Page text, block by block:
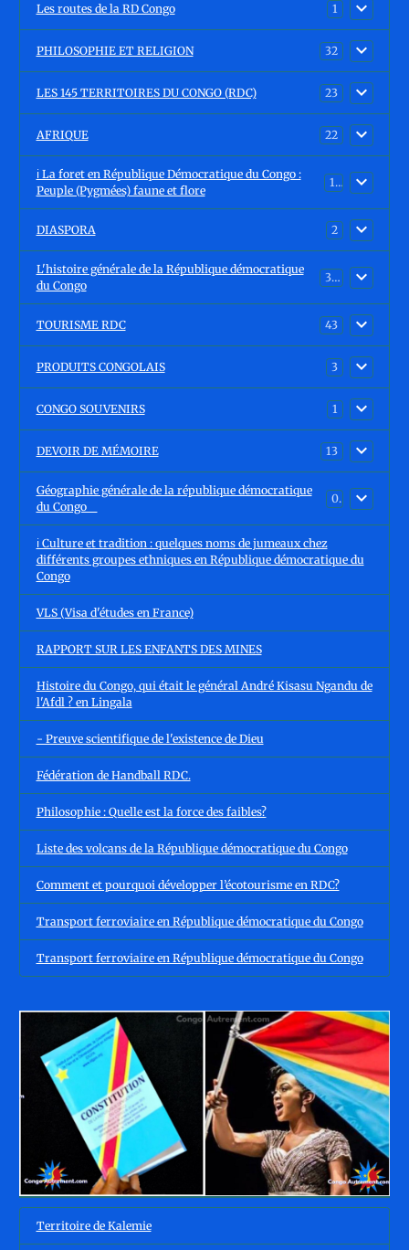
Les routes de la RD Congo 1
PHILOSOPHIE ET RELIGION 32
LES 145 TERRITOIRES DU CONGO (RDC) 23
AFRIQUE 22
ℹ️ La foret en République Démocratique du Congo :
Peuple (Pygmées) faune et flore
15
DIASPORA 2
L'histoire générale de la République démocratique
du Congo
30
TOURISME RDC 43
PRODUITS CONGOLAIS 3
CONGO SOUVENIRS 1
DEVOIR DE MÉMOIRE 13
Géographie générale de la république démocratique
du Congo
0
ℹ️ Culture et tradition : quelques noms de jumeaux chez
différents groupes ethniques en République démocratique du
Congo
VLS (Visa d'études en France)
RAPPORT SUR LES ENFANTS DES MINES
Histoire du Congo, qui était le général André Kisasu Ngandu de
l'Afdl ? en Lingala
- Preuve scientifique de l'existence de Dieu
Fédération de Handball RDC.
Philosophie : Quelle est la force des faibles?
Liste des volcans de la République démocratique du Congo
Comment et pourquoi développer l’écotourisme en RDC?
Transport ferroviaire en République démocratique du Congo
Transport ferroviaire en République démocratique du Congo
Territoire de Kalemie